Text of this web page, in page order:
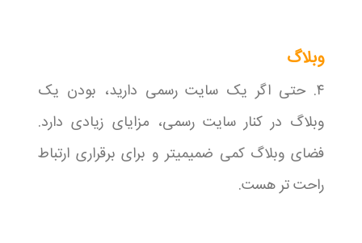
وبلاگ
۴. حتی اگر یک سایت رسمی دارید، بودن یک
وبلاگ در کنار سایت رسمی، مزایای زیادی دارد.
فضای وبلاگ کمی ضمیمیتر و برای برقراری ارتباط
راحت تر هست.